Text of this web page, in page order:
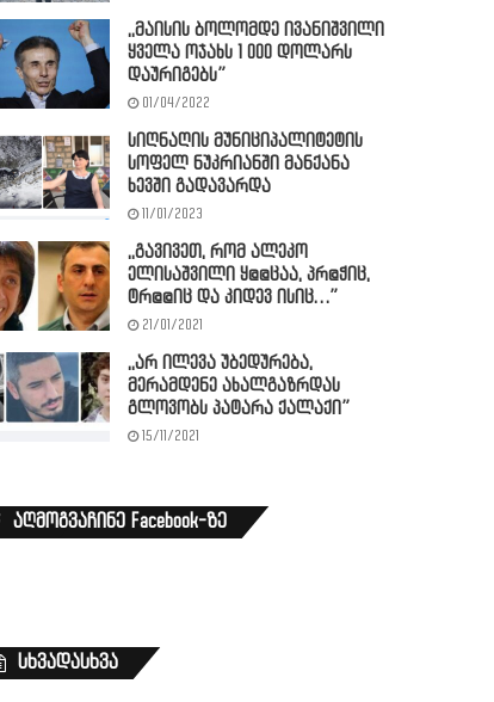
,,მაისის ბოლომდე ივანიშვილი
ყველა ოჯახს 1 000 დოლარს
დაურიგებს”
01/04/2022
სიღნაღის მუნიციპალიტეტის
სოფელ ნუკრიანში მანქანა
ხევში გადავარდა
11/01/2023
,,გავივეთ, რომ ალეკო
ელისაშვილი ყ@@ცაა, პრ@ჭიც,
ტრ@@იც და კიდევ ისიც…”
21/01/2021
,,არ ილევა უბედურება,
მერამდენე ახალგაზრდას
გლოვობს პატარა ქალაქი”
15/11/2021
აღმოგვაჩინე Facebook-ზე
სხვადასხვა